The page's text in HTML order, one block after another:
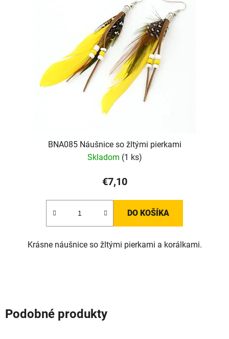
BNA085 Náušnice so žltými pierkami
Skladom (1 ks)
€7,10
DO KOŠÍKA
Krásne náušnice so žltými pierkami a korálkami.
Podobné produkty